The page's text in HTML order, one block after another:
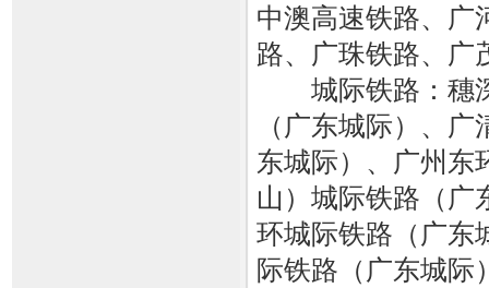
中澳高速铁路、广
路、广珠铁路、广
城际铁路：穗深
（广东城际）、
东城际）、广州东
山）城际铁路（广
环城际铁路（广东
际铁路（广东城际